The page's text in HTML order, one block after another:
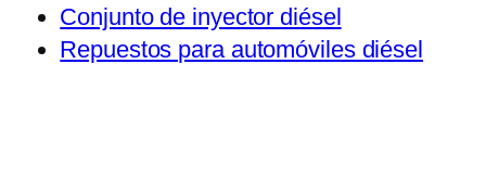
Conjunto de inyector diésel
Repuestos para automóviles diésel